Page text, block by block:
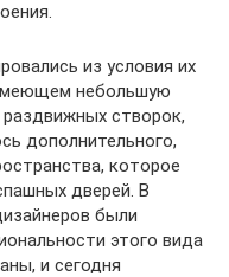
из условия их
небольшую
створок,
дополнительного,
которое
дверей. В
были
этого вида
и сегодня